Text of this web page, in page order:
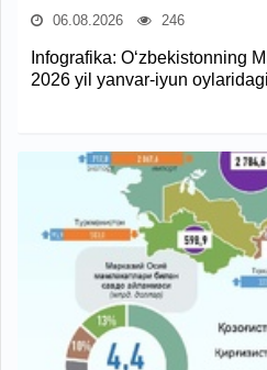
06.08.2026 246
Infografika: O‘zbekistonning
2026 yil yanvar-iyun